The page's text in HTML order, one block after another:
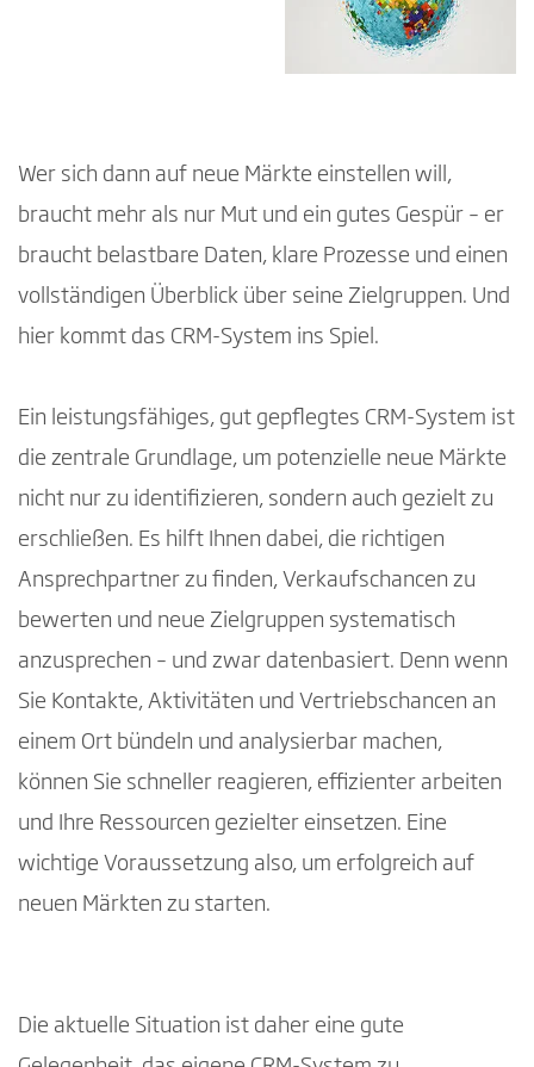
Wer sich dann auf neue Märkte einstellen will,
braucht mehr als nur Mut und ein gutes Gespür – er
braucht belastbare Daten, klare Prozesse und einen
vollständigen Überblick über seine Zielgruppen. Und
hier kommt das CRM-System ins Spiel.
Ein leistungsfähiges, gut gepflegtes CRM-System ist
die zentrale Grundlage, um potenzielle neue Märkte
nicht nur zu identifizieren, sondern auch gezielt zu
erschließen. Es hilft Ihnen dabei, die richtigen
Ansprechpartner zu finden, Verkaufschancen zu
bewerten und neue Zielgruppen systematisch
anzusprechen – und zwar datenbasiert. Denn wenn
Sie Kontakte, Aktivitäten und Vertriebschancen an
einem Ort bündeln und analysierbar machen,
können Sie schneller reagieren, effizienter arbeiten
und Ihre Ressourcen gezielter einsetzen. Eine
wichtige Voraussetzung also, um erfolgreich auf
neuen Märkten zu starten.
Die aktuelle Situation ist daher eine gute